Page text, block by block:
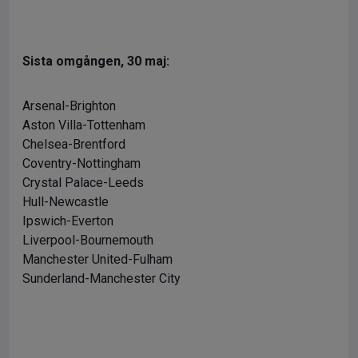
Sista omgången, 30 maj:
Arsenal-Brighton
Aston Villa-Tottenham
Chelsea-Brentford
Coventry-Nottingham
Crystal Palace-Leeds
Hull-Newcastle
Ipswich-Everton
Liverpool-Bournemouth
Manchester United-Fulham
Sunderland-Manchester City